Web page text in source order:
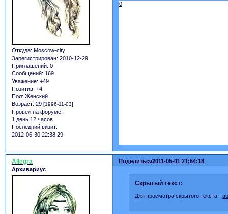
Откуда: Moscow-city
Зарегистрирован: 2010-12-29
Приглашений: 0
Сообщений: 169
Уважение: +49
Позитив: +4
Пол: Женский
Возраст: 29 [1996-11-03]
Провел на форуме:
1 день 12 часов
Последний визит:
2012-06-30 22:38:29
0
Поделиться2011-05-01 21:54:18
Allegra
Архивариус
Скрытый текст:
Для просмотра скрытого текста -